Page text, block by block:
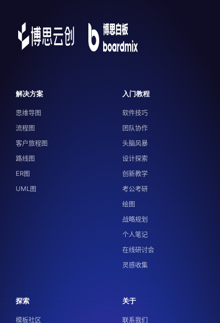
解决方案
思维导图
流程图
客户旅程图
路线图
ER图
UML图
入门教程
软件技巧
团队协作
头脑风暴
设计探索
创新教学
考公考研
绘图
战略规划
个人笔记
在线研讨会
灵感收集
探索
模板社区
关于
联系我们